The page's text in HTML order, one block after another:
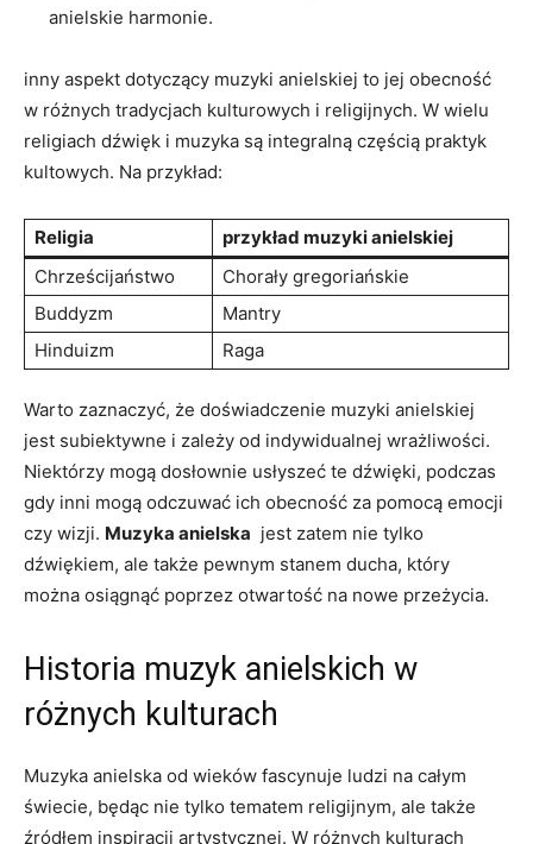
‍anielskie harmonie.
inny aspekt dotyczący muzyki anielskiej to ‌jej⁤ obecność
w różnych tradycjach⁢ kulturowych ⁣i religijnych. W wielu
religiach dźwięk⁤ i muzyka ​są integralną​ częścią ⁣praktyk
⁣kultowych.​ Na przykład:
Religia
przykład muzyki ⁤anielskiej
Chrześcijaństwo
Chorały ⁢gregoriańskie
Buddyzm
Mantry
Hinduizm
Raga
Warto zaznaczyć, że doświadczenie muzyki anielskiej
jest subiektywne‍ i zależy od indywidualnej wrażliwości.
Niektórzy mogą dosłownie usłyszeć te dźwięki, podczas⁤
gdy inni mogą‌ odczuwać ⁣ich ‌obecność za pomocą emocji
⁤czy ​wizji. Muzyka‍ anielska ‌ jest​ zatem nie tylko
dźwiękiem, ale także pewnym⁢ stanem⁣ ducha, który⁤
można osiągnąć poprzez⁣ otwartość na ⁣nowe przeżycia.
Historia muzyk anielskich w
różnych ⁣kulturach
Muzyka anielska⁣ od wieków ​fascynuje ludzi na całym
świecie, będąc ‍nie tylko tematem religijnym, ale także
⁢źródłem inspiracji ‌artystycznej. W ‍różnych kulturach